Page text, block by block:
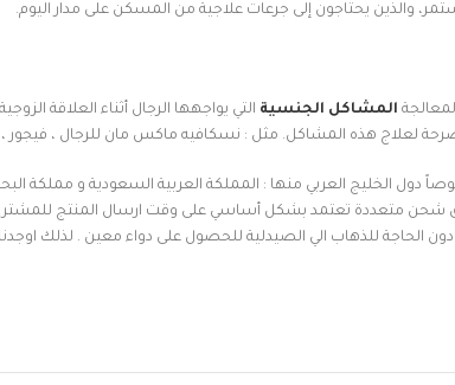
والذين يحتاجون إلى جرعات علاجية من المسكن على مدار اليوم.
المشاكل الجنسية التي يواجهها الرجال أثناء العلاقة
لعلاج هذه المشاكل. مثل : نسكافيه ماكس مان للرجال ، فيجور
دول الخليج العربي منها : المملكة العربية السعودية و مملكة
شحن متعددة تعتمد بشكل أساسي على وقت ارسال المنتج
الحاجة للذهاب الي الصيدلية للحصول على دواء معين . لذلك